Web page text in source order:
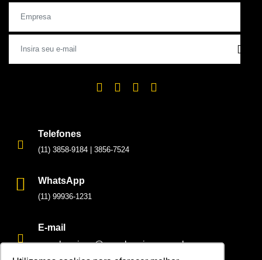
Telefones
(11) 3858-9184 3856-7524
WhatsApp
(11) 99936-1231
E-mail
nagabrasivos@nagabrasivos.com.br